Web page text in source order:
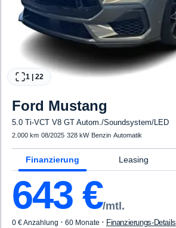
1 22
Ford Mustang
5.0 Ti-VCT V8 GT Autom./Soundsystem/LED
2.000 km·08/2025·328 kW· Benzin·Automatik
Finanzierung Leasing
643 €/mtl.
0 € Anzahlung · 60 Monate · Finanzierungs-Details